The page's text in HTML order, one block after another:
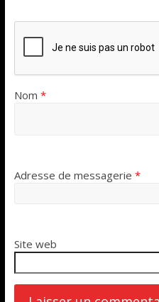
Nom *
Adresse de messagerie *
Site web